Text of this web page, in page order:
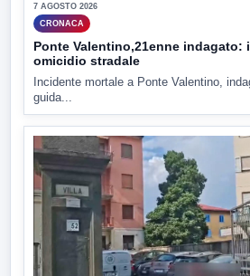
7 AGOSTO 2026
CRONACA
Ponte Valentino,21enne indagato:
omicidio stradale
Incidente mortale a Ponte Valentino,
guida...